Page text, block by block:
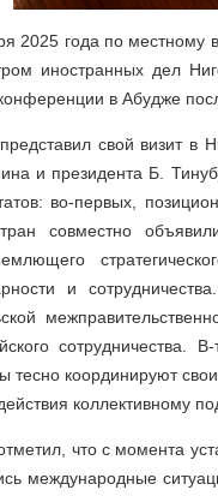
2025 года по
иностранных дел
в Абудже
свой визит в
и президента Б.
во-первых,
совместно
и
сотрудничества.
тесно координируют
коллективному
что с момента
международные